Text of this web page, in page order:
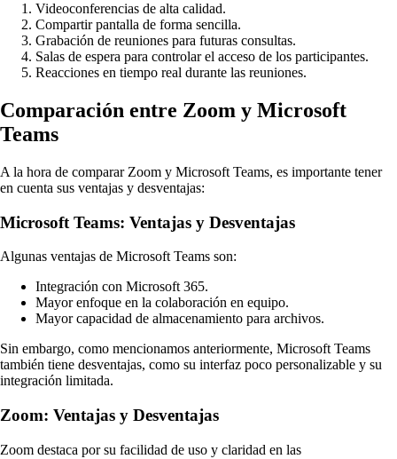
Videoconferencias de alta calidad.
Compartir pantalla de forma sencilla.
Grabación de reuniones para futuras consultas.
Salas de espera para controlar el acceso de los participantes.
Reacciones en tiempo real durante las reuniones.
Comparación entre Zoom y Microsoft
Teams
A la hora de comparar Zoom y Microsoft Teams, es importante tener
en cuenta sus ventajas y desventajas:
Microsoft Teams: Ventajas y Desventajas
Algunas ventajas de Microsoft Teams son:
Integración con Microsoft 365.
Mayor enfoque en la colaboración en equipo.
Mayor capacidad de almacenamiento para archivos.
Sin embargo, como mencionamos anteriormente, Microsoft Teams
también tiene desventajas, como su interfaz poco personalizable y su
integración limitada.
Zoom: Ventajas y Desventajas
Zoom destaca por su facilidad de uso y claridad en las